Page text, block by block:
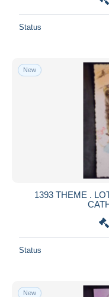
Status
New
1393 THEME .
Status
New